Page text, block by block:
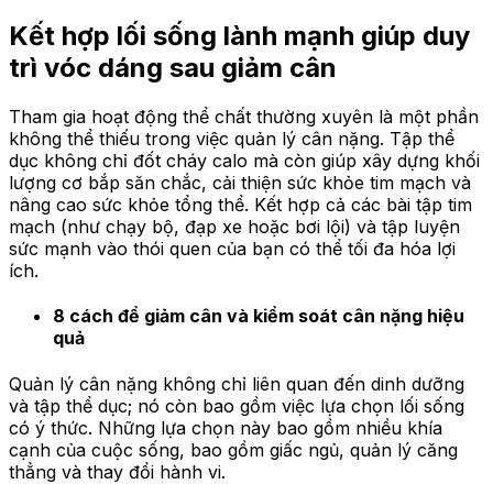
Kết hợp lối sống lành mạnh giúp duy
trì vóc dáng sau giảm cân
Tham gia hoạt động thể chất thường xuyên là một phần
không thể thiếu trong việc quản lý cân nặng. Tập thể
dục không chỉ đốt cháy calo mà còn giúp xây dựng khối
lượng cơ bắp săn chắc, cải thiện sức khỏe tim mạch và
nâng cao sức khỏe tổng thể. Kết hợp cả các bài tập tim
mạch (như chạy bộ, đạp xe hoặc bơi lội) và tập luyện
sức mạnh vào thói quen của bạn có thể tối đa hóa lợi
ích.
8 cách để giảm cân và kiểm soát cân nặng hiệu
quả
Quản lý cân nặng không chỉ liên quan đến dinh dưỡng
và tập thể dục; nó còn bao gồm việc lựa chọn lối sống
có ý thức. Những lựa chọn này bao gồm nhiều khía
cạnh của cuộc sống, bao gồm giấc ngủ, quản lý căng
thẳng và thay đổi hành vi.